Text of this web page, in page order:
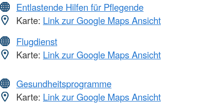
Entlastende Hilfen für Pflegende
Karte: Link zur Google Maps Ansicht
Flugdienst
Karte: Link zur Google Maps Ansicht
Gesundheitsprogramme
Karte: Link zur Google Maps Ansicht